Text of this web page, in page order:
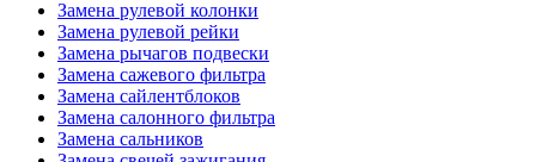
Замена рулевой колонки
Замена рулевой рейки
Замена рычагов подвески
Замена сажевого фильтра
Замена сайлентблоков
Замена салонного фильтра
Замена сальников